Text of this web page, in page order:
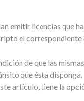
emitir licencias que
el correspondiente
de que las
que ésta disponga.
artículo, tiene la